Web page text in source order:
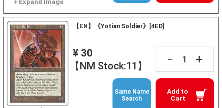
【EN】《Yotian Soldier》[4ED]
¥ 30
【NM Stock:11】
－ +
Add to
Cart
Same Name
Search